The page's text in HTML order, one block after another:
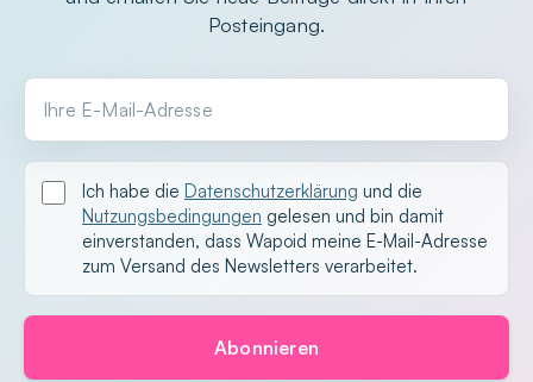
Posteingang.
Ihre E-Mail-Adresse
Ich habe die Datenschutzerklärung und die
Nutzungsbedingungen gelesen und bin damit
einverstanden, dass Wapoid meine E-Mail-Adresse
zum Versand des Newsletters verarbeitet.
Abonnieren